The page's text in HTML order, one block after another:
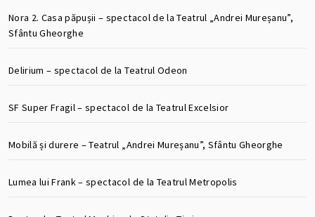
Nora 2. Casa păpușii – spectacol de la Teatrul „Andrei Mureșanu”,
Sfântu Gheorghe
Delirium – spectacol de la Teatrul Odeon
SF Super Fragil – spectacol de la Teatrul Excelsior
Mobilă și durere – Teatrul „Andrei Mureșanu”, Sfântu Gheorghe
Lumea lui Frank – spectacol de la Teatrul Metropolis